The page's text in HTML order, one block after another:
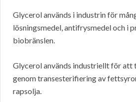
Glycerol används i industrin för
lösningsmedel, antifrysmedel och i
biobränslen.
Glycerol används industriellt för att
genom transesterifiering av
rapsolja.